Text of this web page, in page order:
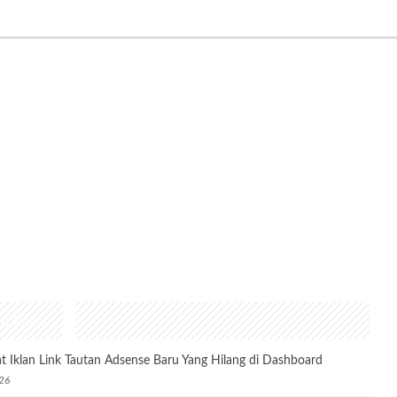
Posts
Iklan Link Tautan Adsense Baru Yang Hilang di Dashboard